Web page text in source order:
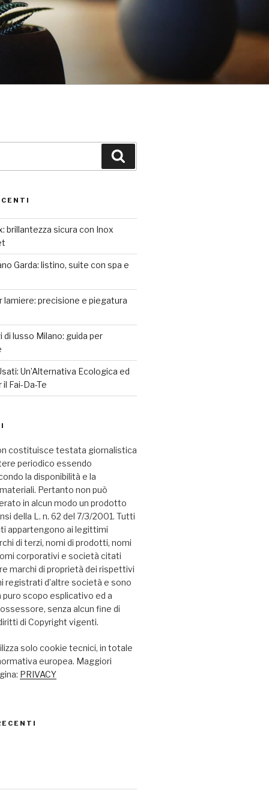
brillantezza sicura con Inox
Garda: listino, suite con spa e
lamiere: precisione e piegatura
lusso Milano: guida per
Un’Alternativa Ecologica ed
Fai-Da-Te
costituisce testata giornalistica
periodico essendo
la disponibilità e la
Pertanto non può
in alcun modo un prodotto
della L. n. 62 del 7/3/2001. Tutti
appartengono ai legittimi
di terzi, nomi di prodotti, nomi
corporativi e società citati
marchi di proprietà dei rispettivi
registrati d’altre società e sono
scopo esplicativo ed a
senza alcun fine di
di Copyright vigenti.
solo cookie tecnici, in totale
europea. Maggiori
PRIVACY